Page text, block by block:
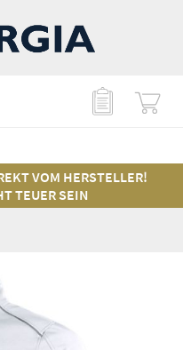
VOM HERSTELLER!
TEUER SEIN